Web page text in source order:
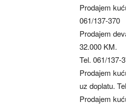
Prodajem
061/137-370
Prodajem
32.000 KM.
Tel. 061/137-
Prodajem
uz doplatu.
Prodajem